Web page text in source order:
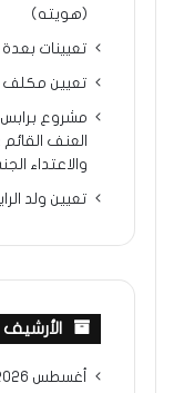
(هويته)
تعيينات بعدة
تعيين مكلف
العنف
والاعتداء
تعيين ولد
الأرشيف
أغسطس 2026